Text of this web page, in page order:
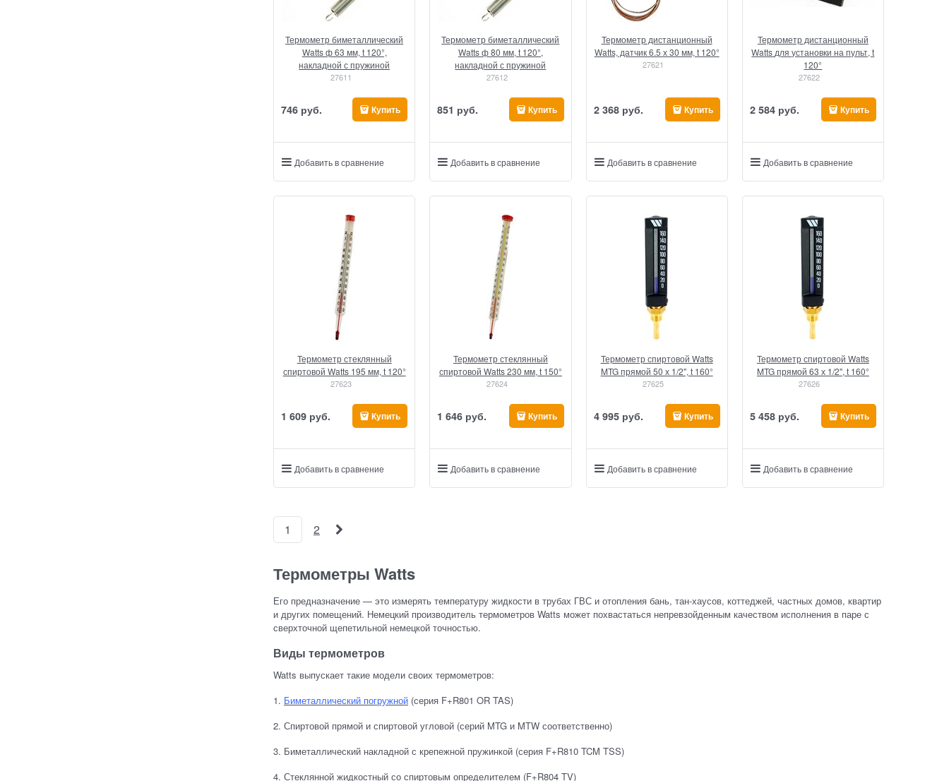
Термометр биметаллический
Watts ф 63 мм, t 120°,
накладной с пружиной
27611
746 руб. Купить
Добавить в сравнение
Термометр биметаллический
Watts ф 80 мм, t 120°,
накладной с пружиной
27612
851 руб. Купить
Добавить в сравнение
Термометр дистанционный
Watts, датчик 6.5 х 30 мм, t 120°
27621
2 368 руб. Купить
Добавить в сравнение
Термометр дистанционный
Watts для установки на пульт, t
120°
27622
2 584 руб. Купить
Добавить в сравнение
Термометр стеклянный
спиртовой Watts 195 мм, t 120°
27623
1 609 руб. Купить
Добавить в сравнение
Термометр стеклянный
спиртовой Watts 230 мм, t 150°
27624
1 646 руб. Купить
Добавить в сравнение
Термометр спиртовой Watts
MTG прямой 50 х 1/2", t 160°
27625
4 995 руб. Купить
Добавить в сравнение
Термометр спиртовой Watts
MTG прямой 63 х 1/2", t 160°
27626
5 458 руб. Купить
Добавить в сравнение
1 2
Термометры Watts
Его предназначение — это измерять температуру жидкости в трубах ГВС и отопления бань, тан-хаусов, коттеджей, частных домов, квартир
и других помещений. Немецкий производитель термометров Watts может похвастаться непревзойденным качеством исполнения в паре с
сверхточной щепетильной немецкой точностью.
Виды термометров
Watts выпускает такие модели своих термометров:
1. Биметаллический погружной (серия F+R801 OR TAS)
2. Спиртовой прямой и спиртовой угловой (серий MTG и MTW соответственно)
3. Биметаллический накладной с крепежной пружинкой (серия F+R810 TCM TSS)
4. Стеклянной жидкостный со спиртовым определителем (F+R804 TV)